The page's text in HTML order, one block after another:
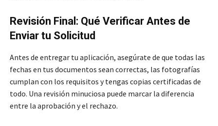
Revisión Final: Qué Verificar Antes de
Enviar tu Solicitud
Antes de entregar tu aplicación, asegúrate de que todas las
fechas en tus documentos sean correctas, las fotografías
cumplan con los requisitos y tengas copias certificadas de
todo. Una revisión minuciosa puede marcar la diferencia
entre la aprobación y el rechazo.